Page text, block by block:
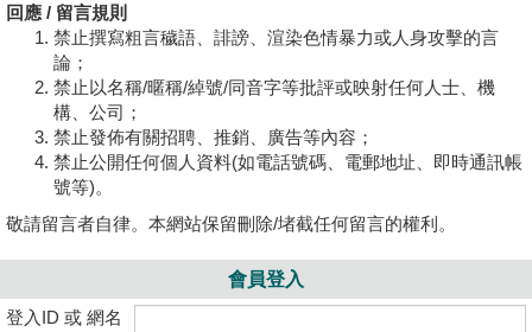
回應 / 留言規則
禁止撰寫粗言穢語、誹謗、渲染色情暴力或人身攻擊的言
論；
禁止以名稱/暱稱/綽號/同音字等批評或映射任何人士、機
構、公司；
禁止發佈有關招聘、推銷、廣告等內容；
禁止公開任何個人資料(如電話號碼、電郵地址、即時通訊帳
號等)。
敬請留言者自律。本網站保留刪除/堵截任何留言的權利。
會員登入
登入ID 或 網名